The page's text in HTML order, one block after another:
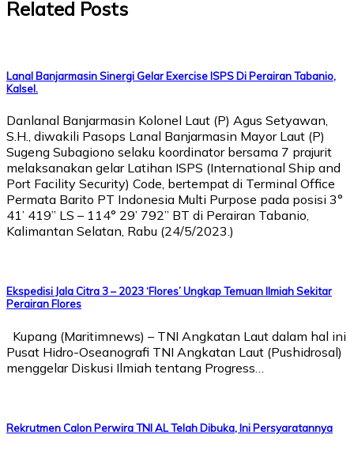
Related Posts
Lanal Banjarmasin Sinergi Gelar Exercise ISPS Di Perairan Tabanio,
Kalsel.
Danlanal Banjarmasin Kolonel Laut (P) Agus Setyawan,
S.H., diwakili Pasops Lanal Banjarmasin Mayor Laut (P)
Sugeng Subagiono selaku koordinator bersama 7 prajurit
melaksanakan gelar Latihan ISPS (International Ship and
Port Facility Security) Code, bertempat di Terminal Office
Permata Barito PT Indonesia Multi Purpose pada posisi 3°
41’ 419” LS – 114° 29’ 792” BT di Perairan Tabanio,
Kalimantan Selatan, Rabu (24/5/2023.)
Ekspedisi Jala Citra 3 – 2023 ‘Flores’ Ungkap Temuan Ilmiah Sekitar
Perairan Flores
Kupang (Maritimnews) – TNI Angkatan Laut dalam hal ini
Pusat Hidro-Oseanografi TNI Angkatan Laut (Pushidrosal)
menggelar Diskusi Ilmiah tentang Progress…
Rekrutmen Calon Perwira TNI AL Telah Dibuka, Ini Persyaratannya